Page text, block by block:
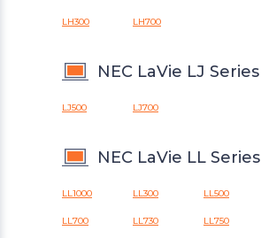
LH300 LH700
NEC LaVie LJ Series
LJ500 LJ700
NEC LaVie LL Series
LL1000 LL300 LL500
LL700 LL730 LL750